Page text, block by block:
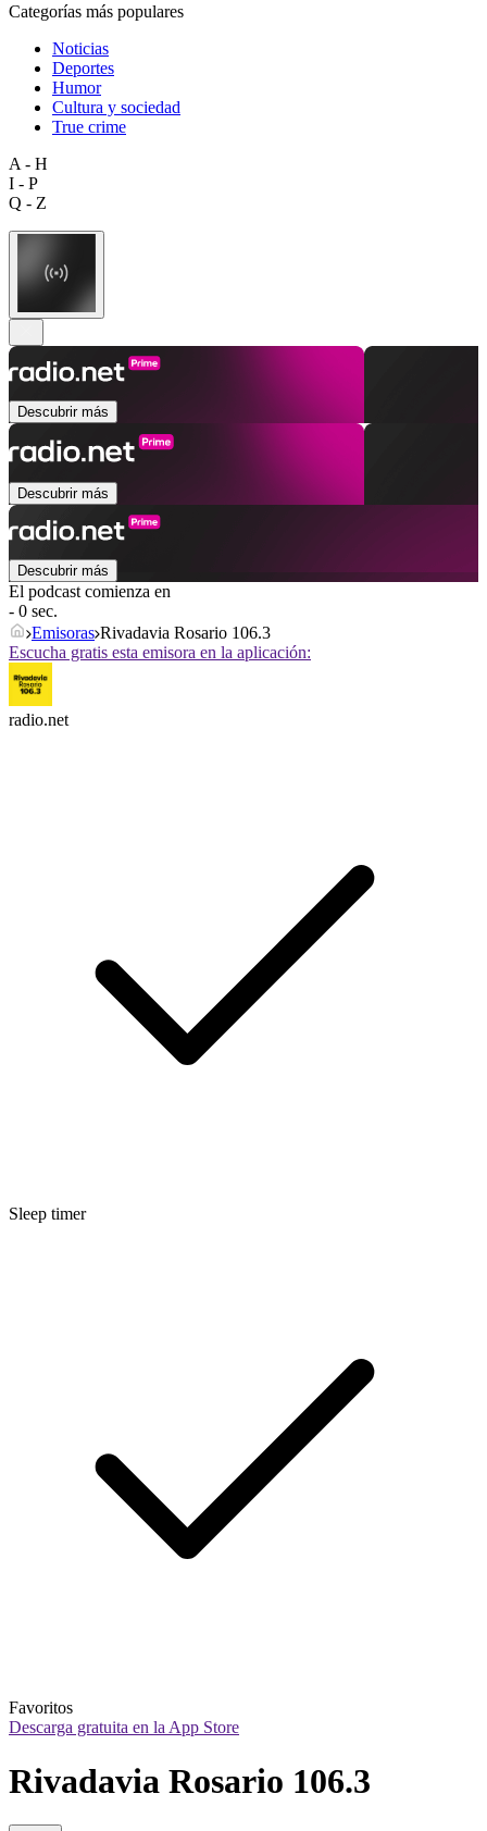
Categorías más populares
Noticias
Deportes
Humor
Cultura y sociedad
True crime
A - H
I - P
Q - Z
Descubrir más
Descubrir más
Descubrir más
El podcast comienza en
- 0 sec.
Emisoras Rivadavia Rosario 106.3
Escucha gratis esta emisora en la aplicación:
radio.net
Sleep timer
Favoritos
Descarga gratuita en la App Store
Rivadavia Rosario 106.3